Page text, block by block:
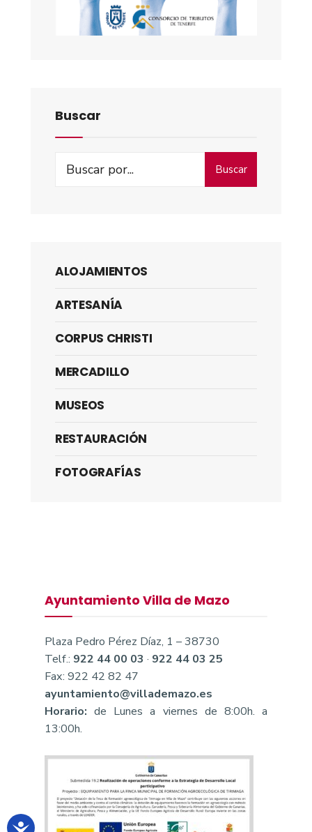
Buscar
Buscar
ALOJAMIENTOS
ARTESANÍA
CORPUS CHRISTI
MERCADILLO
MUSEOS
RESTAURACIÓN
FOTOGRAFÍAS
Ayuntamiento Villa de Mazo
Plaza Pedro Pérez Díaz, 1 – 38730
Telf.: 922 44 00 03 · 922 44 03 25
Fax: 922 42 82 47
ayuntamiento@villademazo.es
Horario: de Lunes a viernes de 8:00h. a
13:00h.